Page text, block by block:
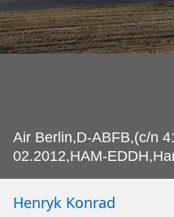
Air Berlin,D-ABFB,(c/n
02.2012,HAM-
Henryk Konrad